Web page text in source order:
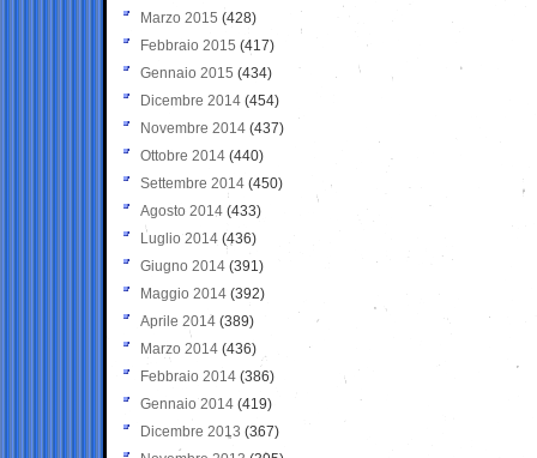
Marzo 2015 (428)
Febbraio 2015 (417)
Gennaio 2015 (434)
Dicembre 2014 (454)
Novembre 2014 (437)
Ottobre 2014 (440)
Settembre 2014 (450)
Agosto 2014 (433)
Luglio 2014 (436)
Giugno 2014 (391)
Maggio 2014 (392)
Aprile 2014 (389)
Marzo 2014 (436)
Febbraio 2014 (386)
Gennaio 2014 (419)
Dicembre 2013 (367)